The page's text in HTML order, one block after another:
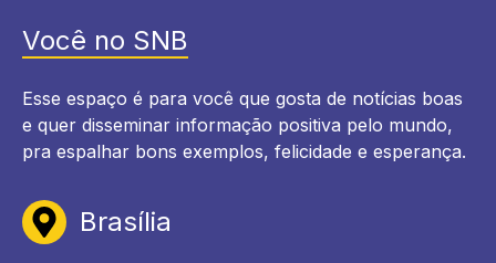
Você no SNB
Esse espaço é para você que gosta de notícias boas
e quer disseminar informação positiva pelo mundo,
pra espalhar bons exemplos, felicidade e esperança.
Brasília